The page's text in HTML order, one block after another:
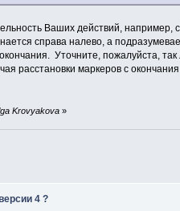
Ваших действий, например,
справа налево, а
Уточните, пожалуйста, так
расстановки маркеров с
Krovyakova»
4 ?